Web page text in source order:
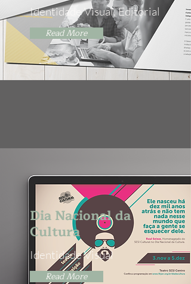
Identidade Visual, Editorial
Read More
Dia Nacional da
Cultura
Identidade Visual
Read More